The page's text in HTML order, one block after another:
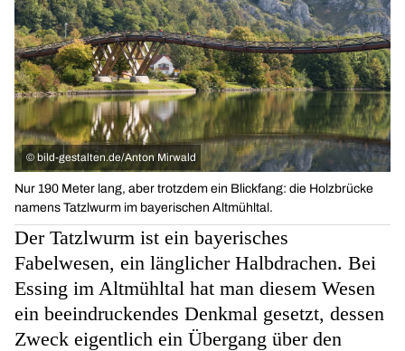
© bild-gestalten.de/Anton Mirwald
Nur 190 Meter lang, aber trotzdem ein Blickfang: die Holzbrücke
namens Tatzlwurm im bayerischen Altmühltal.
Der Tatzlwurm ist ein bayerisches
Fabelwesen, ein länglicher Halbdrachen. Bei
Essing im Altmühltal hat man diesem Wesen
ein beeindruckendes Denkmal gesetzt, dessen
Zweck eigentlich ein Übergang über den